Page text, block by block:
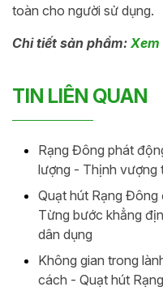
toàn cho người sử dụng.
Chi tiết sản phẩm:
TIN LIÊN QUAN
Rạng Đông phát
lượng - Thịnh vượng
Quạt hút Rạng
Từng bước khẳng
dân dụng
Không gian trong
cách - Quạt hút